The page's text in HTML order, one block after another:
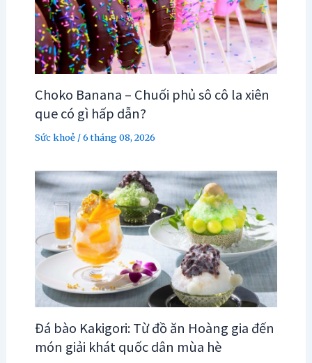
Choko Banana – Chuối phủ sô cô la xiên
que có gì hấp dẫn?
Sức khoẻ/6 tháng 08, 2026
Đá bào Kakigori: Từ đồ ăn Hoàng gia đến
món giải khát quốc dân mùa hè